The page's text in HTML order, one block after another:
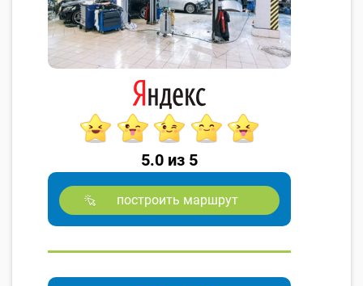
5.0 из 5
построить маршрут